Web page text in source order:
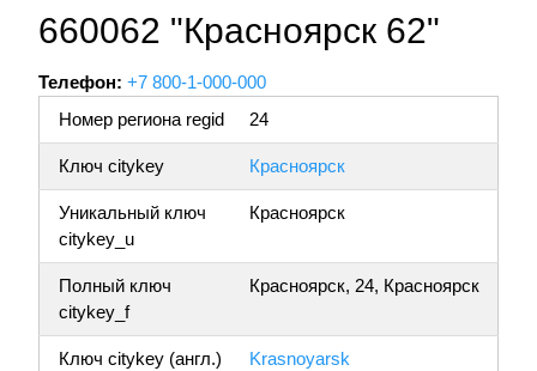
660062 "Красноярск 62"
Телефон: +7 800-1-000-000
Номер региона regid
24
Ключ citykey Красноярск
Уникальный ключ
citykey_u
Красноярск
Полный ключ
citykey_f
Красноярск, 24, Красноярск
Ключ citykey (англ.) Krasnoyarsk